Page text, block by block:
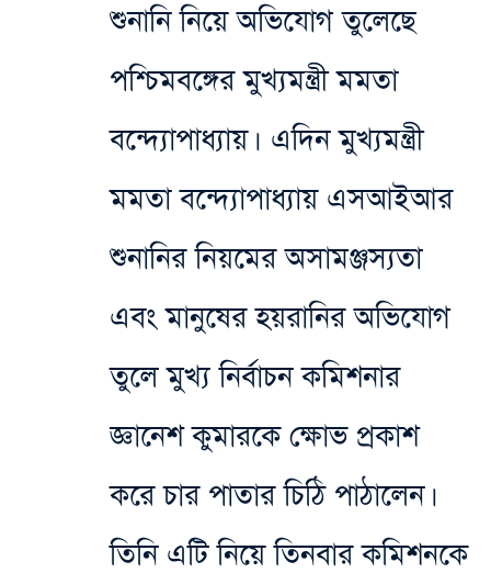
শুনানি নিয়ে অভিযোগ তুলেছে
পশ্চিমবঙ্গের মুখ্যমন্ত্রী মমতা
বন্দ্যোপাধ্যায়। এদিন মুখ্যমন্ত্রী
মমতা বন্দ্যোপাধ্যায় এস‌আইআর
শুনানির নিয়মের অসামঞ্জস্যতা
এবং মানুষের হয়রানির অভিযোগ
তুলে মুখ্য নির্বাচন কমিশনার
জ্ঞানেশ কুমারকে ক্ষোভ প্রকাশ
করে চার পাতার চিঠি পাঠালেন।
তিনি এটি নিয়ে তিনবার কমিশনকে